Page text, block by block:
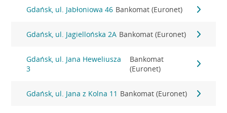
Gdańsk, ul. Jabłoniowa 46 Bankomat (Euronet)
Gdańsk, ul. Jagiellońska 2A Bankomat (Euronet)
Gdańsk, ul. Jana Heweliusza
3
Bankomat
(Euronet)
Gdańsk, ul. Jana z Kolna 11 Bankomat (Euronet)